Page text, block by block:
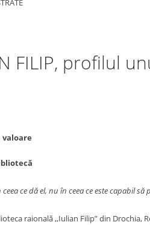
FILIP, profilul
ce dă el, nu în ceea ce este capabil să
raională ,,Iulian Filip” din Drochia,